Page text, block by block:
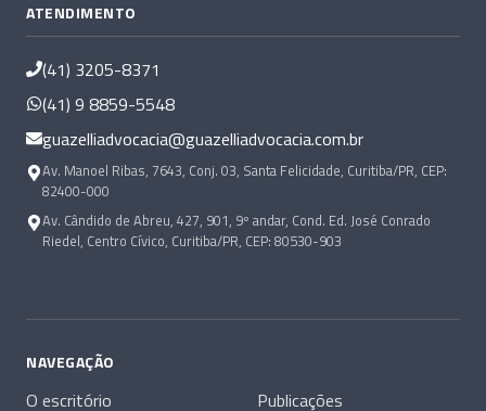
ATENDIMENTO
(41) 3205-8371
(41) 9 8859-5548
guazelliadvocacia@guazelliadvocacia.com.br
Av. Manoel Ribas, 7643, Conj. 03, Santa Felicidade, Curitiba/PR, CEP:
82400-000
Av. Cândido de Abreu, 427, 901, 9º andar, Cond. Ed. José Conrado
Riedel, Centro Cívico, Curitiba/PR, CEP: 80530-903
NAVEGAÇÃO
O escritório
Publicações